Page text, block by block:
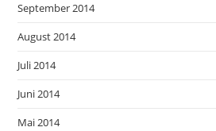
September 2014
August 2014
Juli 2014
Juni 2014
Mai 2014